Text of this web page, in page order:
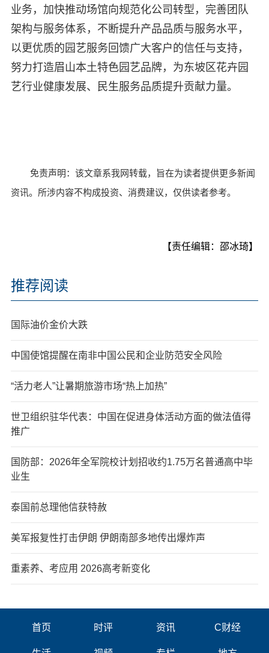
业务，加快推动场馆向规范化公司转型，完善团队
架构与服务体系，不断提升产品品质与服务水平，
以更优质的园艺服务回馈广大客户的信任与支持，
努力打造眉山本土特色园艺品牌，为东坡区花卉园
艺行业健康发展、民生服务品质提升贡献力量。
免责声明：该文章系我网转载，旨在为读者提供更多新闻
资讯。所涉内容不构成投资、消费建议，仅供读者参考。
【责任编辑：邵冰琦】
推荐阅读
国际油价金价大跌
中国使馆提醒在南非中国公民和企业防范安全风险
“活力老人”让暑期旅游市场“热上加热”
世卫组织驻华代表：中国在促进身体活动方面的做法值得
推广
国防部：2026年全军院校计划招收约1.75万名普通高中毕
业生
泰国前总理他信获特赦
美军报复性打击伊朗 伊朗南部多地传出爆炸声
重素养、考应用 2026高考新变化
首页 时评 资讯 C财经